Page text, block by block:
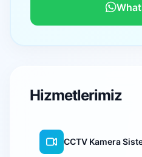
Hizmetlerimiz
CCTV Kamera